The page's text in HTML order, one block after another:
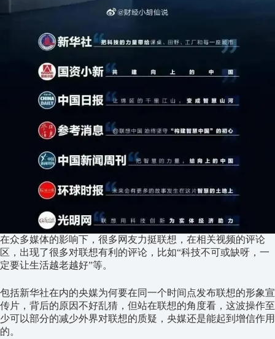
在众多媒体的影响下，很多网友力挺联想，在相关视频的评论
区，出现了很多对联想有利的评论，比如“科技不可或缺呀，一
定要让生活越老越好”等。
包括新华社在内的央媒为何要在同一个时间点发布联想的形象宣
传片，背后的原因不好乱猜，但站在联想的角度看，这波操作至
少可以部分的减少外界对联想的质疑，央媒还是能起到增信作用
的。